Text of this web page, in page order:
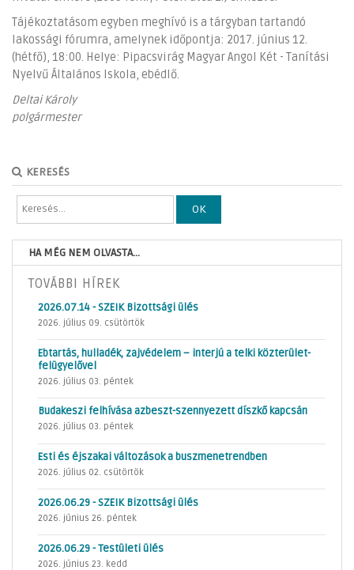
Tájékoztatásom egyben meghívó is a tárgyban tartandó
lakossági fórumra, amelynek időpontja: 2017. június 12.
(hétfő), 18:00. Helye: Pipacsvirág Magyar Angol Két - Tanítási
Nyelvű Általános Iskola, ebédlő.
Deltai Károly
polgármester
KERESÉS
OK
HA MÉG NEM OLVASTA...
TOVÁBBI HÍREK
2026.07.14 - SZEIK Bizottsági ülés
2026. július 09. csütörtök
Ebtartás, hulladék, zajvédelem – interjú a telki közterület-
felügyelővel
2026. július 03. péntek
Budakeszi felhívása azbeszt-szennyezett díszkő kapcsán
2026. július 03. péntek
Esti és éjszakai változások a buszmenetrendben
2026. július 02. csütörtök
2026.06.29 - SZEIK Bizottsági ülés
2026. június 26. péntek
2026.06.29 - Testületi ülés
2026. június 23. kedd